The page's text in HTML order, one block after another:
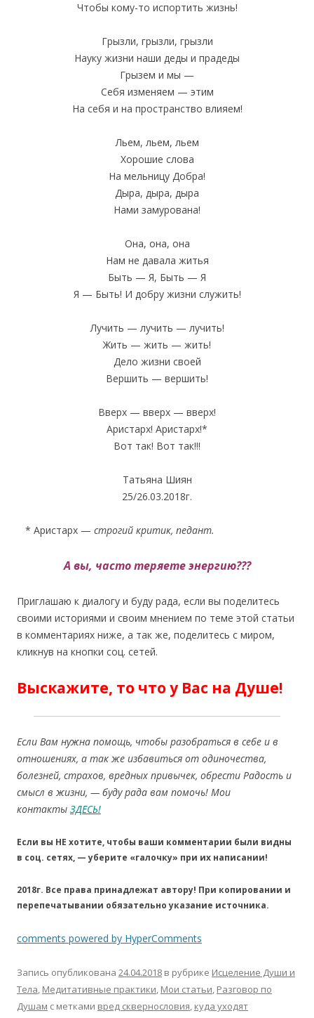
Чтобы кому-то испортить жизнь!
Грызли, грызли, грызли
Науку жизни наши деды и прадеды
Грызем и мы —
Себя изменяем — этим
На себя и на пространство влияем!
Льем, льем, льем
Хорошие слова
На мельницу Добра!
Дыра, дыра, дыра
Нами замурована!
Она, она, она
Нам не давала житья
Быть — Я, Быть — Я
Я — Быть! И добру жизни служить!
Лучить — лучить — лучить!
Жить — жить — жить!
Дело жизни своей
Вершить — вершить!
Вверх — вверх — вверх!
Аристарх! Аристарх!*
Вот так! Вот так!!!
Татьяна Шиян
25/26.03.2018г.
* Аристарх — строгий критик, педант.
А вы, часто теряете энергию???
Приглашаю к диалогу и буду рада, если вы поделитесь
своими историями и своим мнением по теме этой статьи
в комментариях ниже, а так же, поделитесь с миром,
кликнув на кнопки соц. сетей.
Выскажите, то что у Вас на Душе!
Если Вам нужна помощь, чтобы разобраться в себе и в
отношениях, а так же избавиться от одиночества,
болезней, страхов, вредных привычек, обрести Радость и
смысл в жизни, — буду рада вам помочь! Мои
контакты ЗДЕСЬ!
Если вы НЕ хотите, чтобы ваши комментарии были видны
в соц. сетях, — уберите «галочку» при их написании!
2018г. Все права принадлежат автору! При копировании и
перепечатывании обязательно указание источника.
comments powered by HyperComments
Запись опубликована 24.04.2018 в рубрике Исцеление Души и
Тела, Медитативные практики, Мои статьи, Разговор по
Душам с метками вред сквернословия, куда уходят